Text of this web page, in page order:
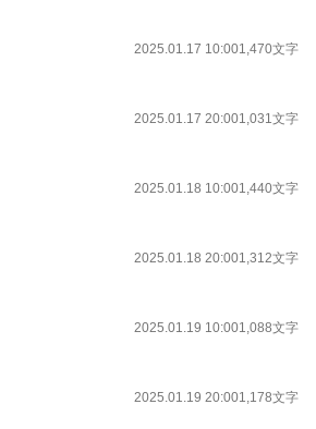
2025.01.17 10:001,470文字
2025.01.17 20:001,031文字
2025.01.18 10:001,440文字
2025.01.18 20:001,312文字
2025.01.19 10:001,088文字
2025.01.19 20:001,178文字